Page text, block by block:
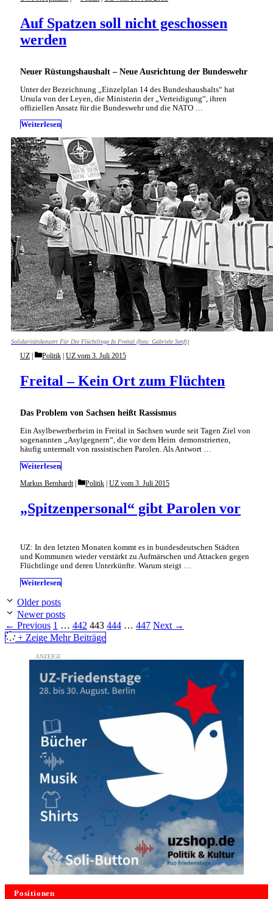
Neuer Rüstungshaushalt – Neue Ausrichtung der Bundeswehr
Auf Spatzen soll nicht geschossen
werden
Unter der Bezeichnung „Einzelplan 14 des Bundeshaushalts“ hat
Ursula von der Leyen, die Ministerin der „Verteidigung“, ihren
offiziellen Ansatz für die Bundeswehr und die NATO …
Weiterlesen
Solidaritätskonzert Für Die Flüchtlinge In Freital (foto: Gabriele Senft)
Das Problem von Sachsen heißt Rassismus
Freital – Kein Ort zum Flüchten
UZ Categories
Politik UZ vom 3. Juli 2015
Ein Asylbewerberheim in Freital in Sachsen wurde seit Tagen Ziel von
sogenannten „Asylgegnern“, die vor dem Heim demonstrierten,
häufig untermalt von rassistischen Parolen. Als Antwort …
Weiterlesen
„Spitzenpersonal“ gibt Parolen vor
Markus Bernhardt Categories
Politik UZ vom 3. Juli 2015
UZ: In den letzten Monaten kommt es in bundesdeutschen Städten
und Kommunen wieder verstärkt zu Aufmärschen und Attacken gegen
Flüchtlinge und deren Unterkünfte. Warum steigt …
Weiterlesen
Older posts
Newer posts
← Previous Page
1 … Page
442 Page
443 Page
444 … Page
447 Next →
+ Zeige Mehr Beiträge
Positionen